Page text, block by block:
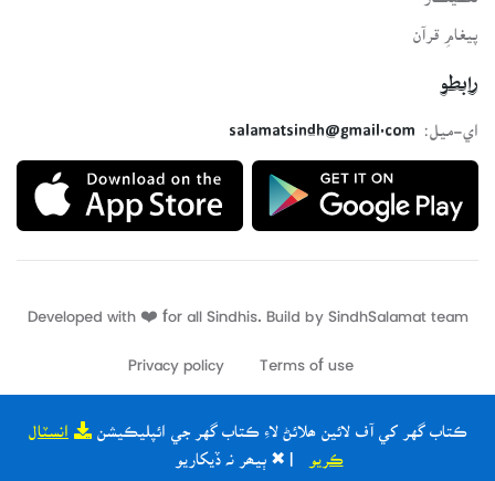
ڪتاب گهر کي آف لائين ھلائڻ لاءِ ڪتاب گهر جي ائپليڪيشن انسٽال
| ✖ ٻيھر نہ ڏيکاريو
پيغامِ قرآن
رابطو
اي-ميل:
salamatsindh@gmail.com
Developed with ❤️ for all Sindhis. Build by
Terms of use